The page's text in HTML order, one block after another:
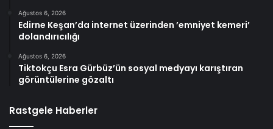
Ağustos 6, 2026
Edirne Keşan’da internet üzerinden ’emniyet kemeri’
dolandırıcılığı
Ağustos 6, 2026
Tiktokçu Esra Gürbüz’ün sosyal medyayı karıştıran
görüntülerine gözaltı
Rastgele Haberler